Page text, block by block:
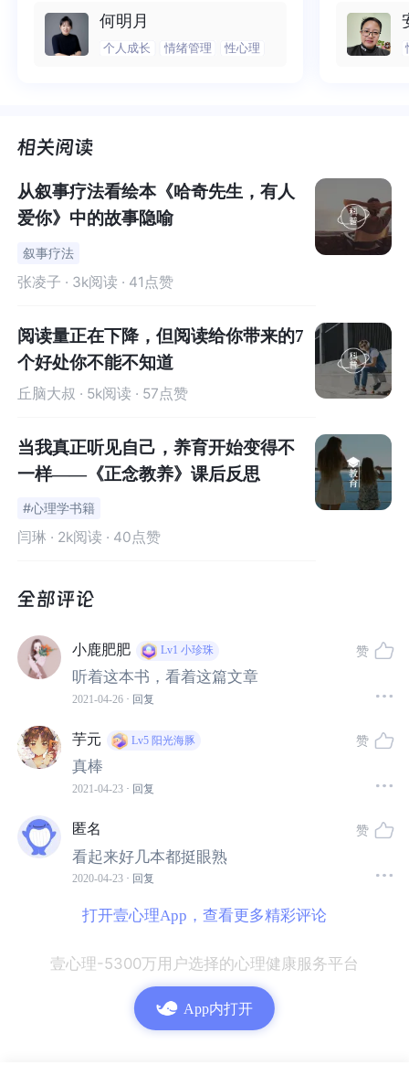
读这本书的过程中，推荐配合朴树的《No Fear in My Hea
你在躲避什么？
你想取悦谁呢？
书中哲人说，当舞台上的聚光灯打在自己身上时，你是看
不到周围的一切的，这就是真实的人生，你无需执着过
如果你总以为“此时此刻”只是准备阶段，无需行动，那你永
远都没有进步。人生总是处在完结状态的，无论是20岁还
是90岁死去，都是完结的、完满的人生。
其实书中精彩的观点实在是非常多，我在阅读的过程中也
常常产生对阿德勒老师的无比敬佩感，因为他的思想即使
是放到当代也是非常创新、超前的。
是每个人都需要自省的。阿德勒对人生的自信心，来源于
※ 该回答仅为节选，点击原问题查看完整书评回答：
勇气》中你印象最深刻的是？
精选书评回答Vol.2：
▷ 来自答主：
▷ 书籍推荐：《当下的力量》-
不识庐山真面目，只缘身在此山中。《当下的力量》的作
们这些在山中混混沌沌的“普通人”很难获取的视角和信息。
这书确实很容易让人困惑，原因有三：
来，觉得不必再踽踽独行，也不必
再困于桎梏，更不必觉得这半生所
前行。
不必再踽踽独行，也不必再困于桎
梏，更不必觉得这半生所积，靡有
行。
何明月
个人成长 情绪管理 性心理
我喘不
逐渐释
气的情
然。感
从叙事疗法看绘本《哈奇先生，有人
爱你》中的故事隐喻
叙事疗法
张凌子 · 3k阅读 · 41点赞
阅读量正在下降，但阅读给你带来的7
个好处你不能不知道
丘脑大叔 · 5k阅读 · 57点赞
当我真正听见自己，养育开始变得不
一样——《正念教养》课后反思
#心理学书籍
闫琳 · 2k阅读 · 40点赞
小鹿肥肥 Lv1 小珍珠
听着这本书，看着这篇文章
2021-04-26 · 回复
赞
芋元 Lv5 阳光海豚
真棒
2021-04-23 · 回复
赞
匿名
看起来好几本都挺眼熟
2020-04-23 · 回复
赞
打开壹心理App，查看更多精彩评论
壹心理-5300万用户选择的心理健康服务平台
App内打开